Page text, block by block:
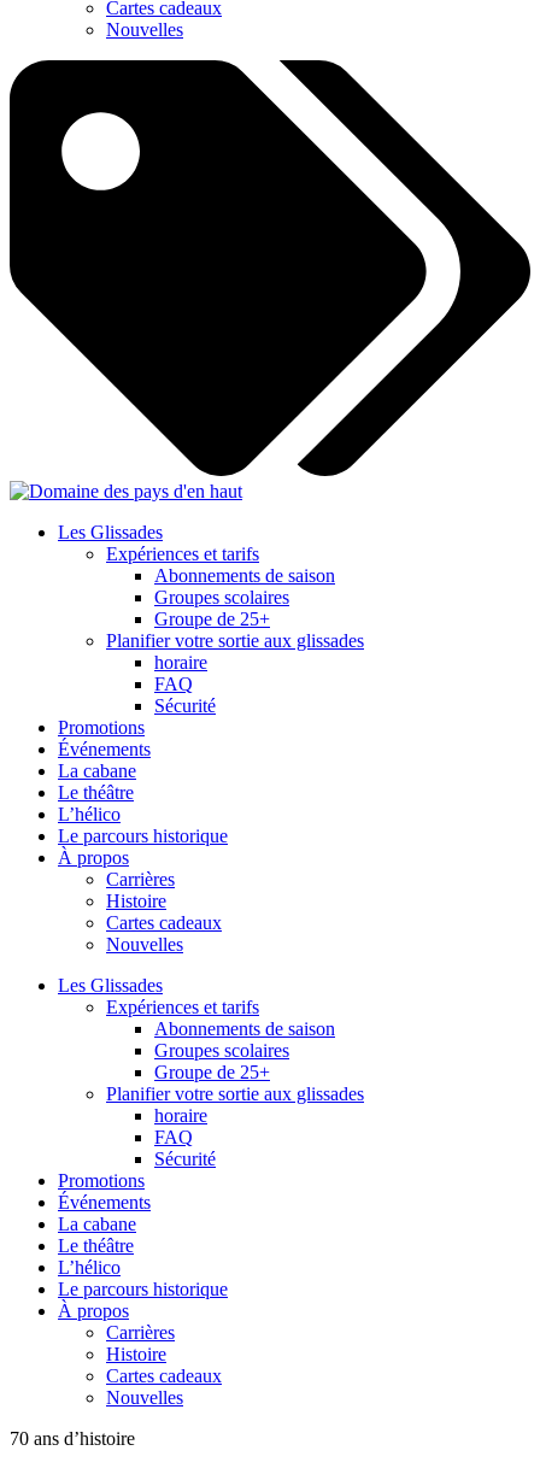
Cartes cadeaux
Nouvelles
Les Glissades
Expériences et tarifs
Abonnements de saison
Groupes scolaires
Groupe de 25+
Planifier votre sortie aux glissades
horaire
FAQ
Sécurité
Promotions
Événements
La cabane
Le théâtre
L’hélico
Le parcours historique
À propos
Carrières
Histoire
Cartes cadeaux
Nouvelles
Les Glissades
Expériences et tarifs
Abonnements de saison
Groupes scolaires
Groupe de 25+
Planifier votre sortie aux glissades
horaire
FAQ
Sécurité
Promotions
Événements
La cabane
Le théâtre
L’hélico
Le parcours historique
À propos
Carrières
Histoire
Cartes cadeaux
Nouvelles
70 ans d’histoire